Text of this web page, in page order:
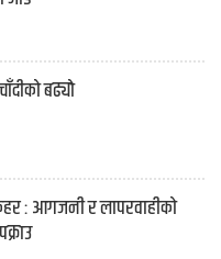
बढ्यो
: आगजनी र लापरवाहीको